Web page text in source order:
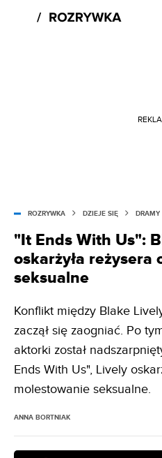
ROZRYWKA DZIEJE SIĘ DRAMY
"It Ends With Us":
oskarżyła reżysera
seksualne
Konflikt między Blake
zaczął się zaogniać. Po
aktorki został
Ends With Us", Lively
molestowanie seksualne.
ANNA BORTNIAK